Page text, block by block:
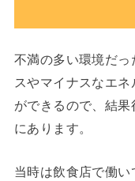
不満の多い環境だ
スやマイナスなエ
ができるので、結
にあります。
当時は飲食店で働